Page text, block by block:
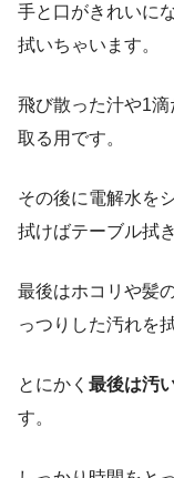
手と口がきれいに
拭いちゃいます。
飛び散った汁や1
取る用です。
その後に電解水を
拭けばテーブル拭
最後はホコリや髪
っつりした汚れを
とにかく 最後は汚
す。